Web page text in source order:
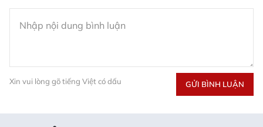
Xin vui lòng gõ tiếng Việt có dấu GỬI BÌNH LUẬN